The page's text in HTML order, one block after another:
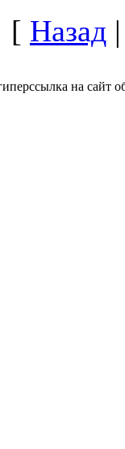
[ Назад
на сайт